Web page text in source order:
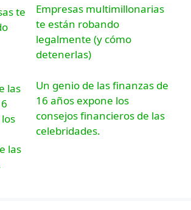
Empresas multimillonarias
te están robando
legalmente (y cómo
detenerlas)
Un genio de las finanzas de
16 años expone los
consejos financieros de las
celebridades.